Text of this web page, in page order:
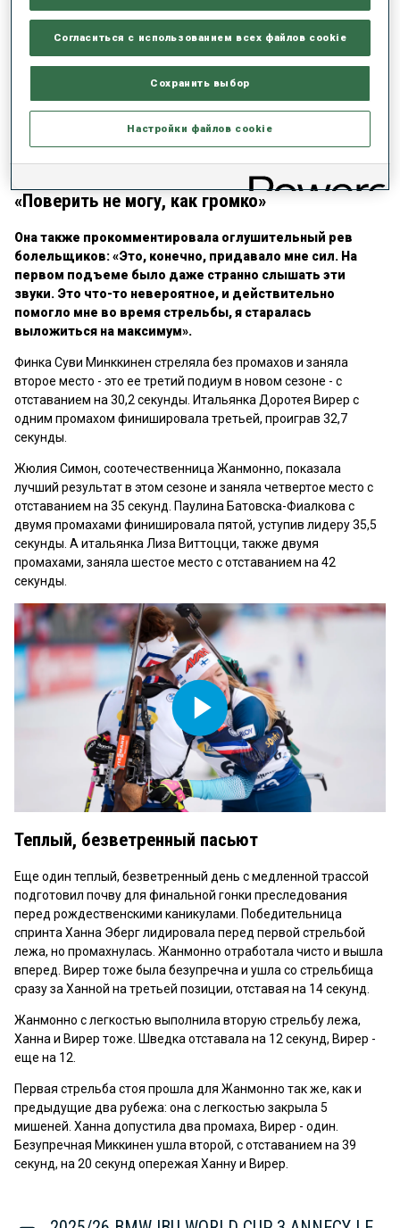
«Я очень горжусь»
здесь (первой была Жюстин Брезаз-Буше), гордится
своей первой победой на домашнем этапе Кубка мира.
«Это очень приятно. Мне этого очень хотелось. Здесь
для меня особенное место. Горжусь, что смогла
доказать себе, что я способна победить на домашнем
этапе. Гонка была отличная. Я очень счастлива».
«Поверить не могу, как громко»
Она также прокомментировала оглушительный рев
болельщиков: «Это, конечно, придавало мне сил. На
первом подъеме было даже странно слышать эти
звуки. Это что-то невероятное, и действительно
помогло мне во время стрельбы, я старалась
выложиться на максимум».
Финка Суви Минккинен стреляла без промахов и заняла
второе место - это ее третий подиум в новом сезоне - с
отставанием на 30,2 секунды. Итальянка Доротея Вирер с
одним промахом финишировала третьей, проиграв 32,7
секунды.
Жюлия Симон, соотечественница Жанмонно, показала
лучший результат в этом сезоне и заняла четвертое место с
отставанием на 35 секунд. Паулина Батовска-Фиалкова с
двумя промахами финишировала пятой, уступив лидеру 35,5
секунды. А итальянка Лиза Виттоцци, также двумя
промахами, заняла шестое место с отставанием на 42
секунды.
Play
Video
Теплый, безветренный пасьют
Еще один теплый, безветренный день с медленной трассой
подготовил почву для финальной гонки преследования
перед рождественскими каникулами. Победительница
спринта Ханна Эберг лидировала перед первой стрельбой
лежа, но промахнулась. Жанмонно отработала чисто и вышла
вперед. Вирер тоже была безупречна и ушла со стрельбища
сразу за Ханной на третьей позиции, отставая на 14 секунд.
Жанмонно с легкостью выполнила вторую стрельбу лежа,
Ханна и Вирер тоже. Шведка отставала на 12 секунд, Вирер -
еще на 12.
Первая стрельба стоя прошла для Жанмонно так же, как и
предыдущие два рубежа: она с легкостью закрыла 5
мишеней. Ханна допустила два промаха, Вирер - один.
Безупречная Миккинен ушла второй, с отставанием на 39
секунд, на 20 секунд опережая Ханну и Вирер.
Согласиться с использованием всех файлов cookie
Сохранить выбор
Настройки файлов cookie